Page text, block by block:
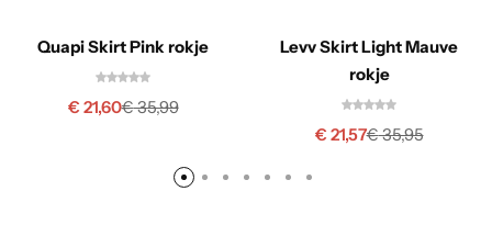
Quapi Skirt Pink rokje
€35,99
€ 21,60
Levv Skirt Light Mauve
rokje
€35,95
€ 21,57